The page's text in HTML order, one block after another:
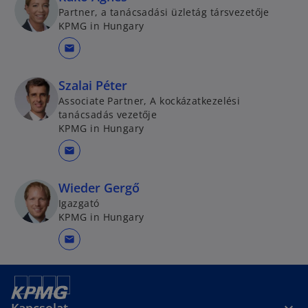
Partner, a tanácsadási üzletág társvezetője
KPMG in Hungary
mail
Szalai Péter
Associate Partner, A kockázatkezelési
tanácsadás vezetője
KPMG in Hungary
mail
Wieder Gergő
Igazgató
KPMG in Hungary
mail